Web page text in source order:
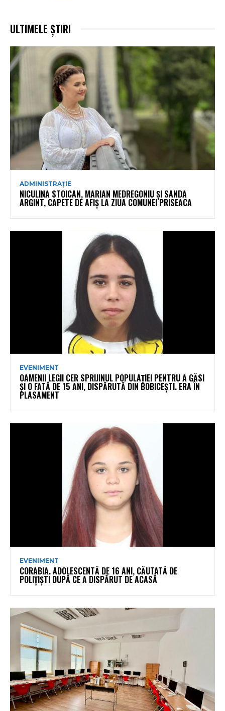
ULTIMELE ȘTIRI
ADMINISTRAȚIE
NICULINA STOICAN, MARIAN MEDREGONIU ȘI SANDA
ARGINT, CAPETE DE AFIȘ LA ZIUA COMUNEI PRISEACA
EVENIMENT
OAMENII LEGII CER SPRIJINUL POPULAȚIEI PENTRU A GĂSI
ȘI O FATĂ DE 15 ANI, DISPĂRUTĂ DIN BOBICEȘTI. ERA ÎN
PLASAMENT
EVENIMENT
CORABIA. ADOLESCENTĂ DE 16 ANI, CĂUTATĂ DE
POLIȚIȘTI DUPĂ CE A DISPĂRUT DE ACASĂ